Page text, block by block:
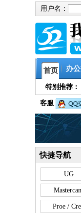
用户名：
首页 办
特别推荐：
客服
快捷导航
UG
Proe /